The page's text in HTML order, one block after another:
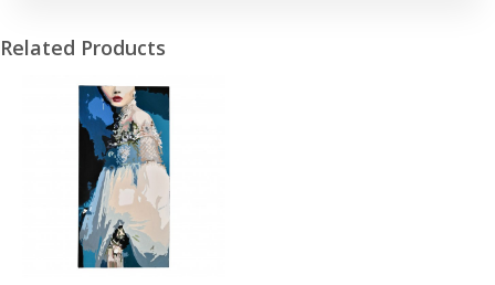
Related Products